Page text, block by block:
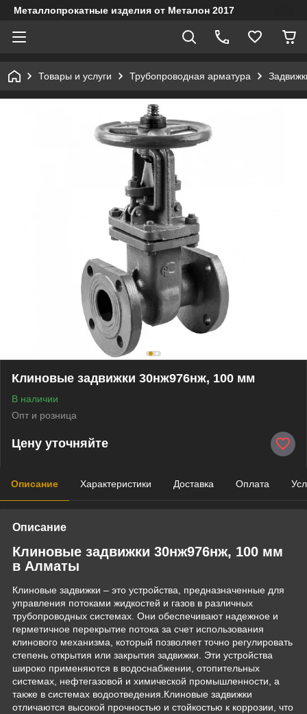
Металлопрокатные изделия от Металон 2017
Товары и услуги Трубопроводная арматура
Клиновые задвижки 30нж976нж, 100 мм
В наличии
Опт и розница
Цену уточняйте
Описание Характеристики Доставка Оплата
Описание
Клиновые задвижки 30нж976нж, 100 мм
в Алматы
Клиновые задвижки – это устройства, предназначенные для
управления потоками жидкостей и газов в различных
трубопроводных системах. Они обеспечивают надежное и
герметичное перекрытие потока за счет использования
клинового механизма, который позволяет точно регулировать
степень открытия или закрытия задвижки. Эти устройства
широко применяются в водоснабжении, отопительных
системах, нефтегазовой и химической промышленности, а
также в системах водоотведения.Клиновые задвижки
отличаются высокой прочностью и стойкостью к коррозии, что